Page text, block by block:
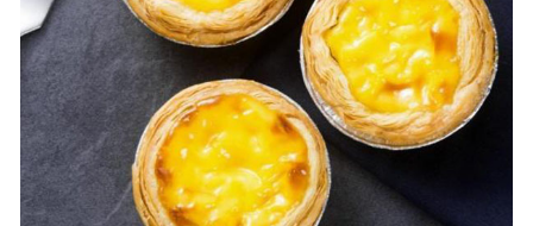
新闻中心
走进德谷
招商加盟
联系我们